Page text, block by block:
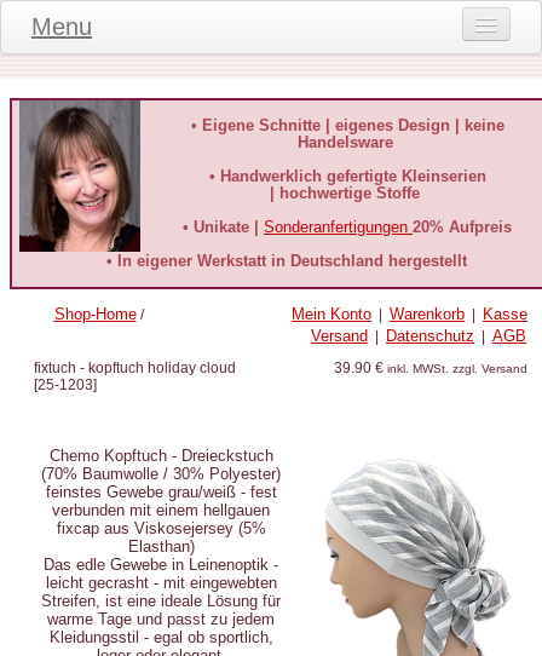
Menu
Produktinformationen
Kundeninformationen
häufige Fragen
Kontakt
Datenschutz
• Eigene Schnitte | eigenes Design | keine
Handelsware
• Handwerklich gefertigte Kleinserien
| hochwertige Stoffe
• Unikate | Sonderanfertigungen 20% Aufpreis
• In eigener Werkstatt in Deutschland hergestellt
Shop-Home/ Mein Konto Warenkorb
Kasse
Versand
Datenschutz AGB
fixtuch - kopftuch holiday cloud
[25-1203]
39.90 € inkl. MWSt. zzgl. Versand
Chemo Kopftuch - Dreieckstuch
(70% Baumwolle / 30% Polyester)
feinstes Gewebe grau/weiß - fest
verbunden mit einem hellgauen
fixcap aus Viskosejersey (5%
Elasthan)
Das edle Gewebe in Leinenoptik -
leicht gecrasht - mit eingewebten
Streifen, ist eine ideale Lösung für
warme Tage und passt zu jedem
Kleidungsstil - egal ob sportlich,